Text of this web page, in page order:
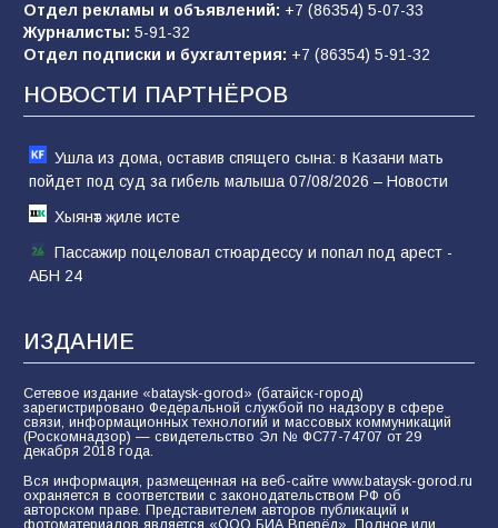
Морской квест в детском саду: как
воспитанники спасали Нептуна
74 01.08.2026
Отдел рекламы и объявлений: +7 (86354) 5-07-33
Журналисты: 5-91-32
Отдел подписки и бухгалтерия: +7 (86354) 5-91-32
НОВОСТИ ПАРТНЁРОВ
Ушла из дома, оставив спящего сына: в Казани мать
пойдет под суд за гибель малыша 07/08/2026 – Новости
Хыянәт җиле исте
Пассажир поцеловал стюардессу и попал под арест -
АБН 24
ИЗДАНИЕ
Сетевое издание «bataysk-gorod» (батайск-город)
зарегистрировано Федеральной службой по надзору в сфере
связи, информационных технологий и массовых коммуникаций
(Роскомнадзор) — свидетельство Эл № ФС77-74707 от 29
декабря 2018 года.
Вся информация, размещенная на веб-сайте www.bataysk-gorod.ru
охраняется в соответствии с законодательством РФ об
авторском праве. Представителем авторов публикаций и
фотоматериалов является «ООО БИА Вперёд». Полное или